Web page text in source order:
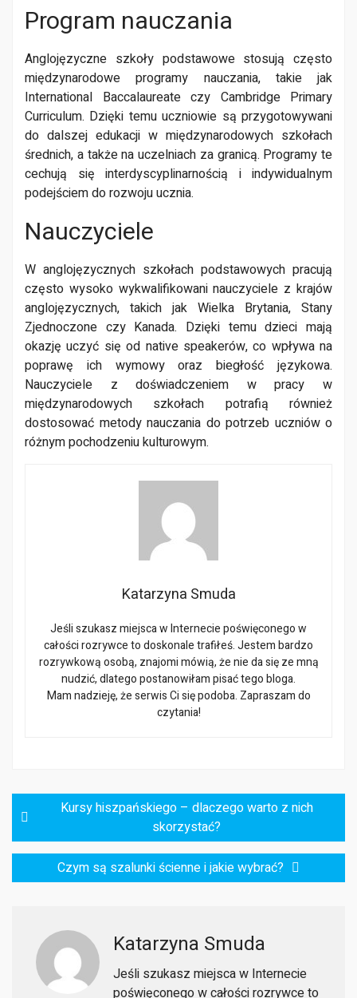
Program nauczania
Anglojęzyczne szkoły podstawowe stosują często
międzynarodowe programy nauczania, takie jak
International Baccalaureate czy Cambridge Primary
Curriculum. Dzięki temu uczniowie są przygotowywani
do dalszej edukacji w międzynarodowych szkołach
średnich, a także na uczelniach za granicą. Programy te
cechują się interdyscyplinarnością i indywidualnym
podejściem do rozwoju ucznia.
Nauczyciele
W anglojęzycznych szkołach podstawowych pracują
często wysoko wykwalifikowani nauczyciele z krajów
anglojęzycznych, takich jak Wielka Brytania, Stany
Zjednoczone czy Kanada. Dzięki temu dzieci mają
okazję uczyć się od native speakerów, co wpływa na
poprawę ich wymowy oraz biegłość językowa.
Nauczyciele z doświadczeniem w pracy w
międzynarodowych szkołach potrafią również
dostosować metody nauczania do potrzeb uczniów o
różnym pochodzeniu kulturowym.
Katarzyna Smuda
Jeśli szukasz miejsca w Internecie poświęconego w
całości rozrywce to doskonale trafiłeś. Jestem bardzo
rozrywkową osobą, znajomi mówią, że nie da się ze mną
nudzić, dlatego postanowiłam pisać tego bloga.
Mam nadzieję, że serwis Ci się podoba. Zapraszam do
czytania!
Nawigacja
wpisu
Kursy hiszpańskiego – dlaczego warto z nich
skorzystać?
Czym są szalunki ścienne i jakie wybrać?
Katarzyna Smuda
Jeśli szukasz miejsca w Internecie
poświęconego w całości rozrywce to